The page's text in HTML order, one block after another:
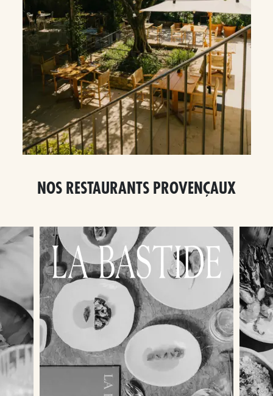
NOS RESTAURANTS PROVENÇAUX